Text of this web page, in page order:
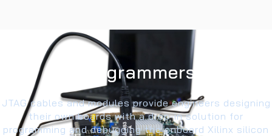
Programmers
JTAG cables and modules provide engineers designing
their own boards with a drop-in solution for
programming and debugging the onboard Xilinx silicon